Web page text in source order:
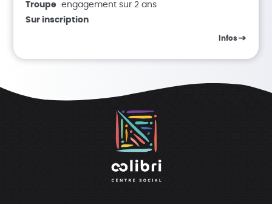
Troupe engagement sur 2 ans
Sur inscription
Infos